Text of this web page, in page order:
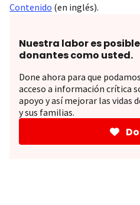
Contenido (en inglés).
Nuestra labor es
donantes como usted.
Done ahora para que
acceso a información crítica
apoyo y así mejorar las vidas
y sus familias.